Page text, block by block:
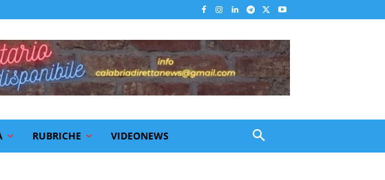
RUBRICHE VIDEONEWS